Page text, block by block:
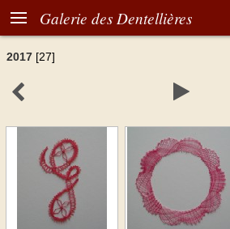
 Galerie des Dentellières
2017 [27]
 